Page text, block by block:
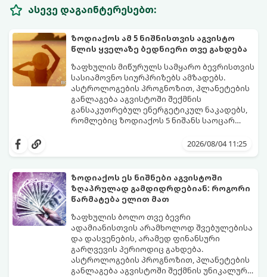
ასევე დაგაინტერესებთ:
ზოდიაქოს ამ 5 ნიშნისთვის აგვისტო
წლის ყველაზე ბედნიერი თვე გახდება
ზაფხულის მიწურულს სამყარო ბევრისთვის
სასიამოვნო სიურპრიზებს ამზადებს.
ასტროლოგების პროგნოზით, პლანეტების
განლაგება აგვისტოში შექმნის
განსაკუთრებულ ენერგეტიკულ ნაკადებს,
რომლებიც ზოდიაქოს 5 ნიშანს საოცარ
ყველაზე ბედნიერი თვე აღმოჩნდება.
2026/08/04 11:25
ზოდიაქოს ეს ნიშნები აგვისტოში
ზღაპრულად გამდიდრდებიან: როგორი
წარმატება ელით მათ
ზაფხულის ბოლო თვე ბევრი
ადამიანისთვის არამხოლოდ შვებულებისა
და დასვენების, არამედ ფინანსური
გარღვევის პერიოდიც გახდება.
ასტროლოგების პროგნოზით, პლანეტების
განლაგება აგვისტოში შექმნის უნიკალურ